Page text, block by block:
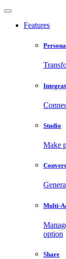
Features
Studio
Make
Multi-
option
Share